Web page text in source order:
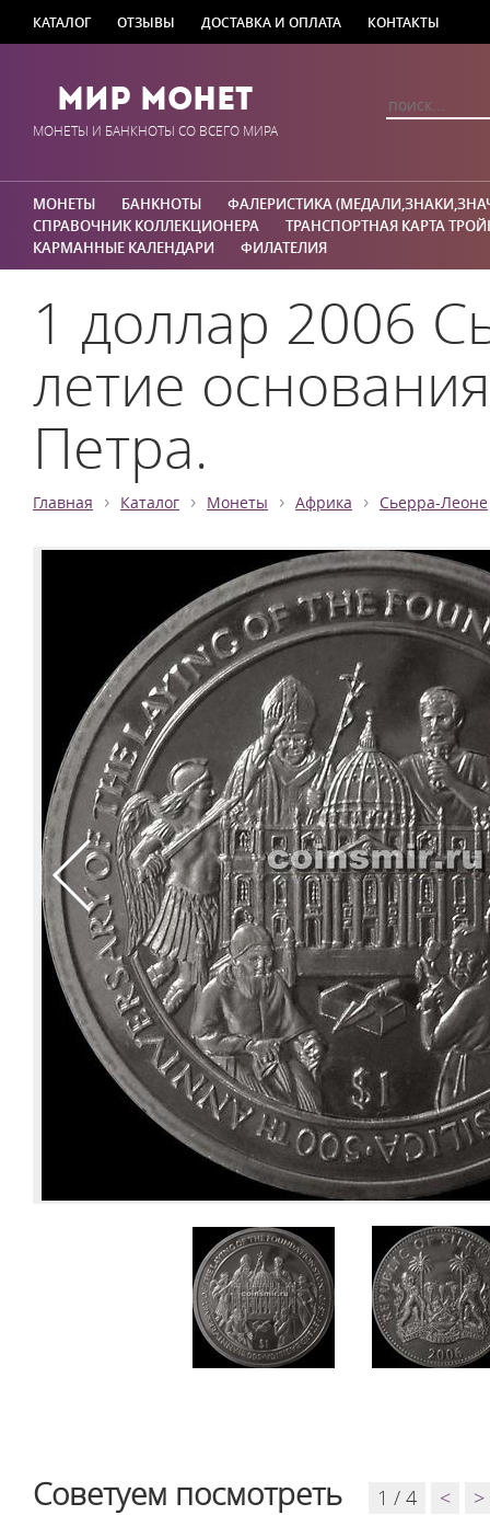
КАТАЛОГ ОТЗЫВЫ ДОСТАВКА И ОПЛАТА КОНТАКТЫ
Мир Монет
МОНЕТЫ И БАНКНОТЫ СО ВСЕГО МИРА
МОНЕТЫ БАНКНОТЫ
ФАЛЕРИСТИКА
СПРАВОЧНИК КОЛЛЕКЦИОНЕРА
ТРАНСПОРТНАЯ КАРТА
КАРМАННЫЕ КАЛЕНДАРИ
ФИЛАТЕЛИЯ
1 доллар 2006
летие
Петра.
Главная › Каталог › Монеты › Африка › Сьерра-Леоне
Советуем посмотреть 1 / 4 < >